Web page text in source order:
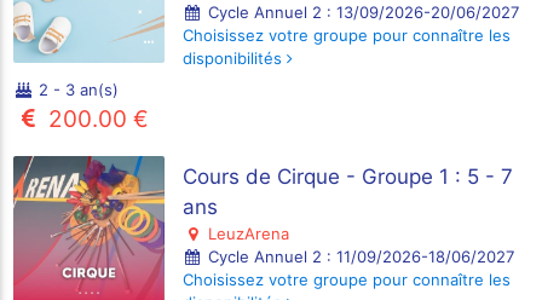
Cycle Annuel 2 : 13/09/2026-20/06/2027
Choisissez votre groupe pour connaître les
disponibilités
2 - 3 an(s)
200.00 €
Cours de Cirque - Groupe 1 : 5 - 7
ans
LeuzArena
Cycle Annuel 2 : 11/09/2026-18/06/2027
Choisissez votre groupe pour connaître les